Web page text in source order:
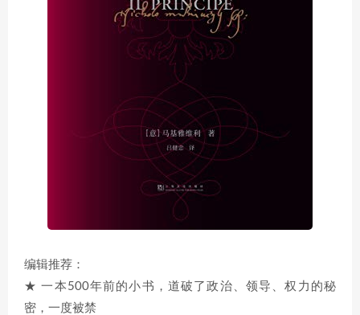
编辑推荐：
★ 一本500年前的小书，道破了政治、领导、权力的秘
密，一度被禁